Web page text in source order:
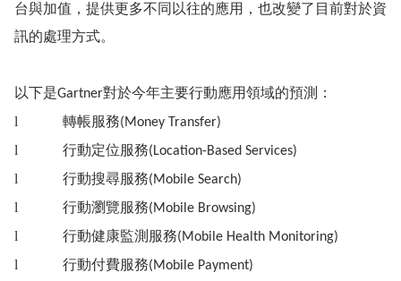
台與加值，提供更多不同以往的應用，也改變了目前對於資
訊的處理方式。
以下是Gartner對於今年主要行動應用領域的預測：
l
轉帳服務(Money Transfer)
l 行動定位服務(Location-Based Services)
l 行動搜尋服務(Mobile Search)
l 行動瀏覽服務(Mobile Browsing)
l 行動健康監測服務(Mobile Health Monitoring)
l 行動付費服務(Mobile Payment)